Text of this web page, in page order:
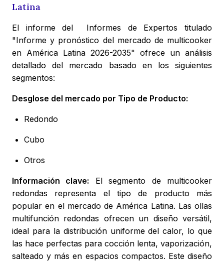
Latina
El informe del Informes de Expertos titulado
"Informe y pronóstico del mercado de multicooker
en América Latina 2026-2035" ofrece un análisis
detallado del mercado basado en los siguientes
segmentos:
Desglose del mercado por Tipo de Producto:
Redondo
Cubo
Otros
Información clave: El segmento de multicooker
redondas representa el tipo de producto más
popular en el mercado de América Latina. Las ollas
multifunción redondas ofrecen un diseño versátil,
ideal para la distribución uniforme del calor, lo que
las hace perfectas para cocción lenta, vaporización,
salteado y más en espacios compactos. Este diseño